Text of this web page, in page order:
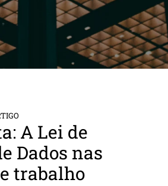
A Lei de
Dados nas
trabalho